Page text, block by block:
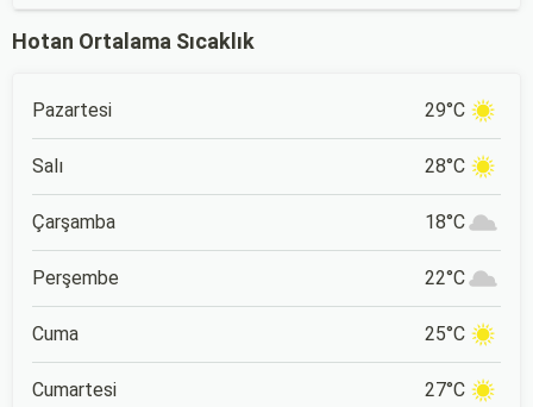
Hotan Ortalama Sıcaklık
Pazartesi 29°C
Salı 28°C
Çarşamba 18°C
Perşembe 22°C
Cuma 25°C
Cumartesi 27°C